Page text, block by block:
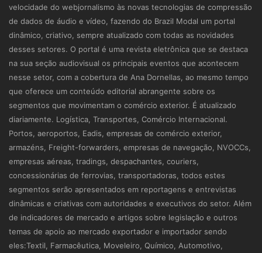
velocidade do webjornalismo às novas tecnologias de compressão
de dados de áudio e vídeo, fazendo do Brazil Modal um portal
dinâmico, criativo, sempre atualizado com todas as novidades
desses setores. O portal é uma revista eletrônica que se destaca
na sua seção audiovisual os principais eventos que acontecem
nesse setor, com a cobertura de Ana Dornellas, ao mesmo tempo
que oferece um conteúdo editorial abrangente sobre os
segmentos que movimentam o comércio exterior. É atualizado
diariamente. Logística, Transportes, Comércio Internacional.
Portos, aeroportos, Eadis, empresas de comércio exterior,
armazéns, Freight-forwarders, empresas de navegação, NVOCCs,
empresas aéreas, tradings, despachantes, couriers,
concessionárias de ferrovias, transportadoras, todos estes
segmentos serão apresentados em reportagens e entrevistas
dinâmicas e criativas com autoridades e executivos do setor. Além
de indicadores de mercado e artigos sobre legislação e outros
temas de apoio ao mercado exportador e importador sendo
eles:Textil, Farmacêutica, Moveleiro, Químico, Automotivo,